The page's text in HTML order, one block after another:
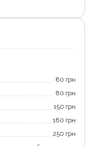
80 грн
80 грн
150 грн
180 грн
250 грн